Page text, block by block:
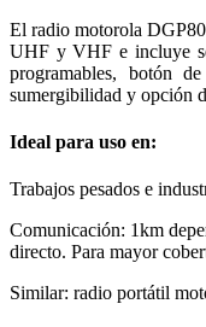
El radio motorola
UHF y VHF e incluye
programables, botón
sumergibilidad y opción
Ideal para uso en:
Trabajos pesados e
Comunicación: 1km
directo. Para mayor
Similar: radio portátil